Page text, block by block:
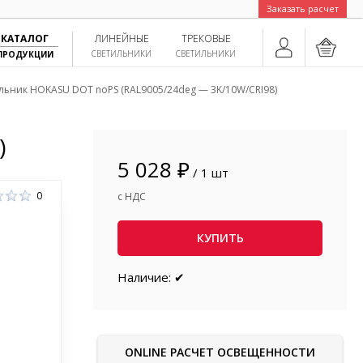
Заказать расчет
ТРЕКОВЫЕ
СВЕТИЛЬНИКИ
ЛИНЕЙНЫЕ
СВЕТИЛЬНИКИ
КАТАЛОГ
HOKASU DOT noPS (RAL9005/24deg — 3K/10W/CRI98)
0
5 028 ₽ / 1 шт
с НДС
КУПИТЬ
Наличие: ✔
ONLINE РАСЧЕТ ОСВЕЩЕННОСТИ